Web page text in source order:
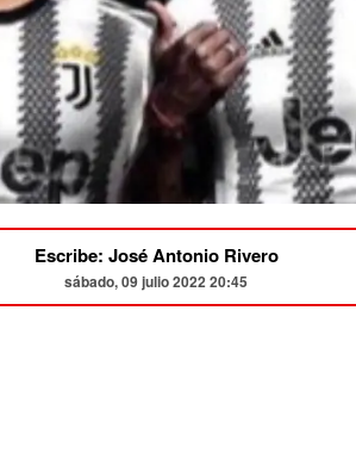
Escribe: José Antonio Rivero
sábado, 09 julio 2022 20:45